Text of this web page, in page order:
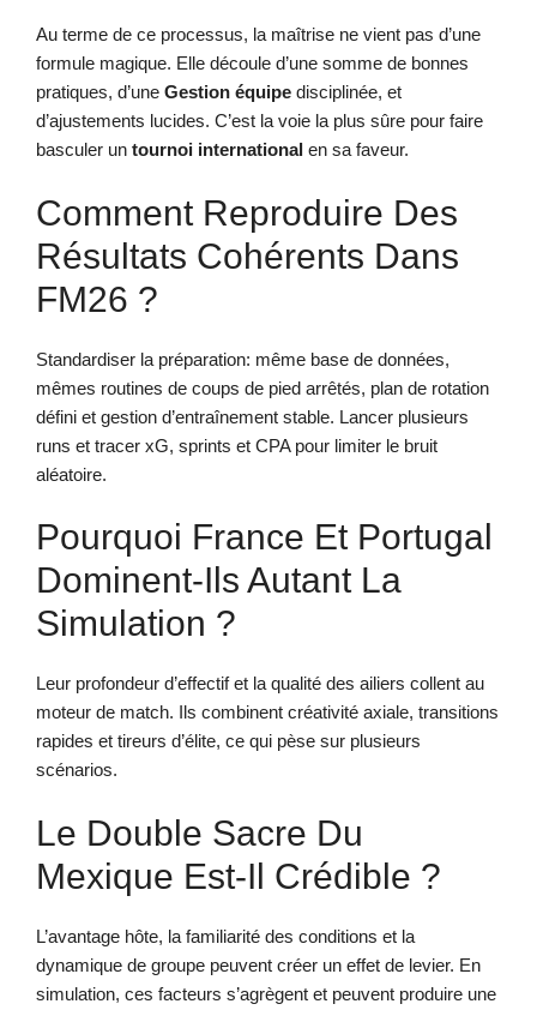
Au terme de ce processus, la maîtrise ne vient pas d’une
formule magique. Elle découle d’une somme de bonnes
pratiques, d’une Gestion équipe disciplinée, et
d’ajustements lucides. C’est la voie la plus sûre pour faire
basculer un tournoi international en sa faveur.
Comment Reproduire Des
Résultats Cohérents Dans
FM26 ?
Standardiser la préparation: même base de données,
mêmes routines de coups de pied arrêtés, plan de rotation
défini et gestion d’entraînement stable. Lancer plusieurs
runs et tracer xG, sprints et CPA pour limiter le bruit
aléatoire.
Pourquoi France Et Portugal
Dominent-Ils Autant La
Simulation ?
Leur profondeur d’effectif et la qualité des ailiers collent au
moteur de match. Ils combinent créativité axiale, transitions
rapides et tireurs d’élite, ce qui pèse sur plusieurs
scénarios.
Le Double Sacre Du
Mexique Est-Il Crédible ?
L’avantage hôte, la familiarité des conditions et la
dynamique de groupe peuvent créer un effet de levier. En
simulation, ces facteurs s’agrègent et peuvent produire une